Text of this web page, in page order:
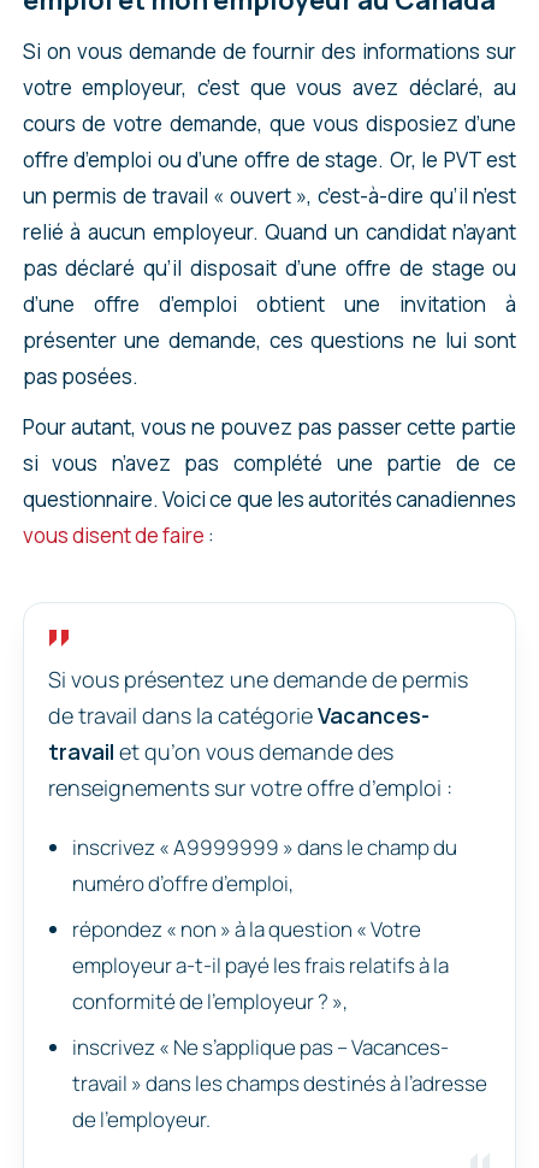
Si on vous demande de fournir des informations sur
votre employeur, c’est que vous avez déclaré, au
cours de votre demande, que vous disposiez d’une
offre d’emploi ou d’une offre de stage. Or, le PVT est
un permis de travail « ouvert », c’est-à-dire qu’il n’est
relié à aucun employeur. Quand un candidat n’ayant
pas déclaré qu’il disposait d’une offre de stage ou
d’une offre d’emploi obtient une invitation à
présenter une demande, ces questions ne lui sont
pas posées.
Pour autant, vous ne pouvez pas passer cette partie
si vous n’avez pas complété une partie de ce
questionnaire. Voici ce que les autorités canadiennes
vous disent de faire :
Si vous présentez une demande de permis
de travail dans la catégorieVacances-
travail et qu’on vous demande des
renseignements sur votre offre d’emploi :
inscrivez « A9999999 » dans le champ du
numéro d’offre d’emploi,
répondez « non » à la question « Votre
employeur a-t-il payé les frais relatifs à la
conformité de l’employeur ? »,
inscrivez « Ne s’applique pas – Vacances-
travail » dans les champs destinés à l’adresse
de l’employeur.